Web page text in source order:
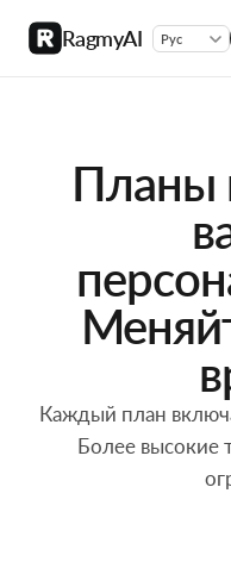
RagmyAI
Планы
Каждый план
Более высокие